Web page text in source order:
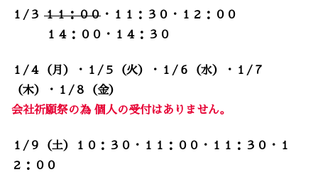
１/３ １１：００ ・１１：３０・１２：００
１４：００・１４：３０
１/４（月）・１/５（火）・１/６（水）・１/７
（木）・１/８（金）
会社祈願祭の為 個人の受付はありません。
１/９（土）１０：３０・１１：００・１１：３０・１
２：００